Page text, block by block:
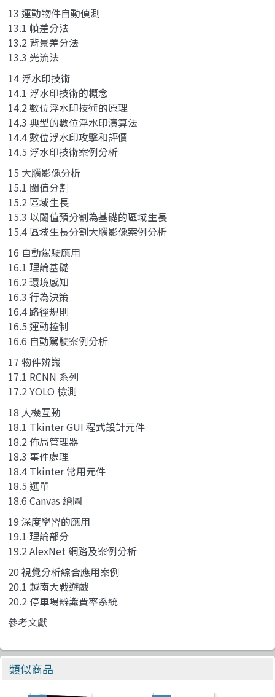
13 運動物件自動偵測
13.1 幀差分法
13.2 背景差分法
13.3 光流法
14 浮水印技術
14.1 浮水印技術的概念
14.2 數位浮水印技術的原理
14.3 典型的數位浮水印演算法
14.4 數位浮水印攻擊和評價
14.5 浮水印技術案例分析
15 大腦影像分析
15.1 閾值分割
15.2 區域生長
15.3 以閾值預分割為基礎的區域生長
15.4 區域生長分割大腦影像案例分析
16 自動駕駛應用
16.1 理論基礎
16.2 環境感知
16.3 行為決策
16.4 路徑規則
16.5 運動控制
16.6 自動駕駛案例分析
17 物件辨識
17.1 RCNN 系列
17.2 YOLO 檢測
18 人機互動
18.1 Tkinter GUI 程式設計元件
18.2 佈局管理器
18.3 事件處理
18.4 Tkinter 常用元件
18.5 選單
18.6 Canvas 繪圖
19 深度學習的應用
19.1 理論部分
19.2 AlexNet 網路及案例分析
20 視覺分析綜合應用案例
20.1 越南大戰遊戲
20.2 停車場辨識費率系統
參考文獻
類似商品